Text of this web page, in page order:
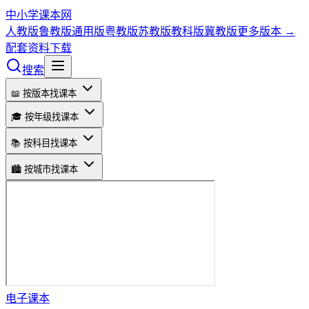
中小学课本网
人教版鲁教版通用版粤教版苏教版教科版冀教版更多版本 →
配套资料下载
搜索
📖 按版本找课本
🎓 按年级找课本
📚 按科目找课本
🏙️ 按城市找课本
电子课本